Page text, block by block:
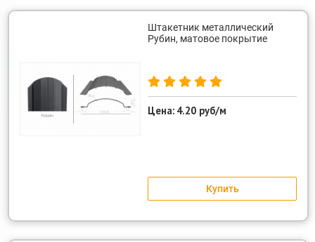
Штакетник металлический
Рубин, матовое покрытие
Цена: 4.20 руб/м
Купить